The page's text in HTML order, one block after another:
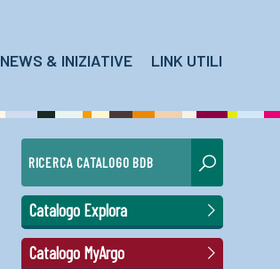
NEWS & INIZIATIVE LINK UTILI
RICERCA CATALOGO BDB
Catalogo Explora
Catalogo MyArgo